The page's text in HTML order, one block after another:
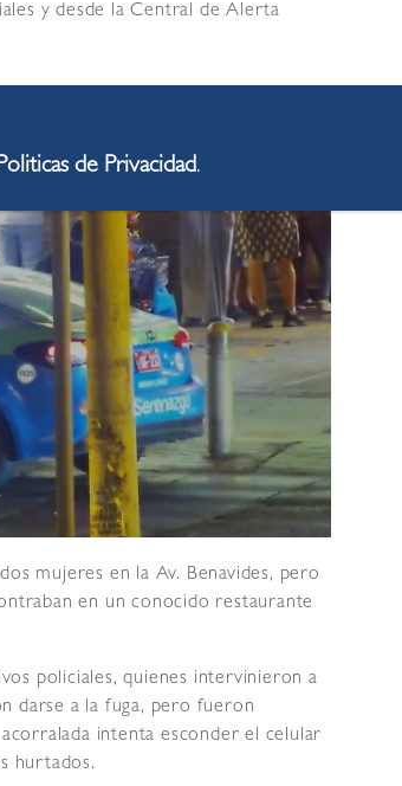
y desde la Central de Alerta
mujeres en la Av. Benavides, pero
en un conocido restaurante
policiales, quienes intervinieron a
darse a la fuga, pero fueron
intenta esconder el celular
hurtados.
de Privacidad.